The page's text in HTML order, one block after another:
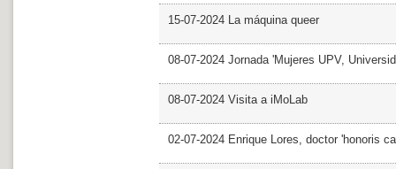
15-07-2024 La máquina queer
08-07-2024 Jornada 'Mujeres UPV,
08-07-2024 Visita a iMoLab
02-07-2024 Enrique Lores, doctor 'honoris